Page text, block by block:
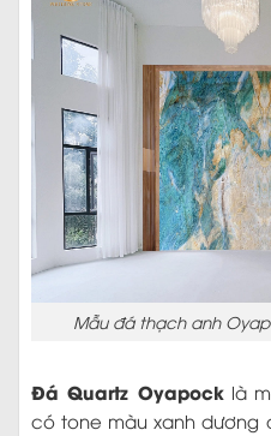
Mẫu đá thạch anh
Đá Quartz Oyapocklà
có tone màu xanh dương